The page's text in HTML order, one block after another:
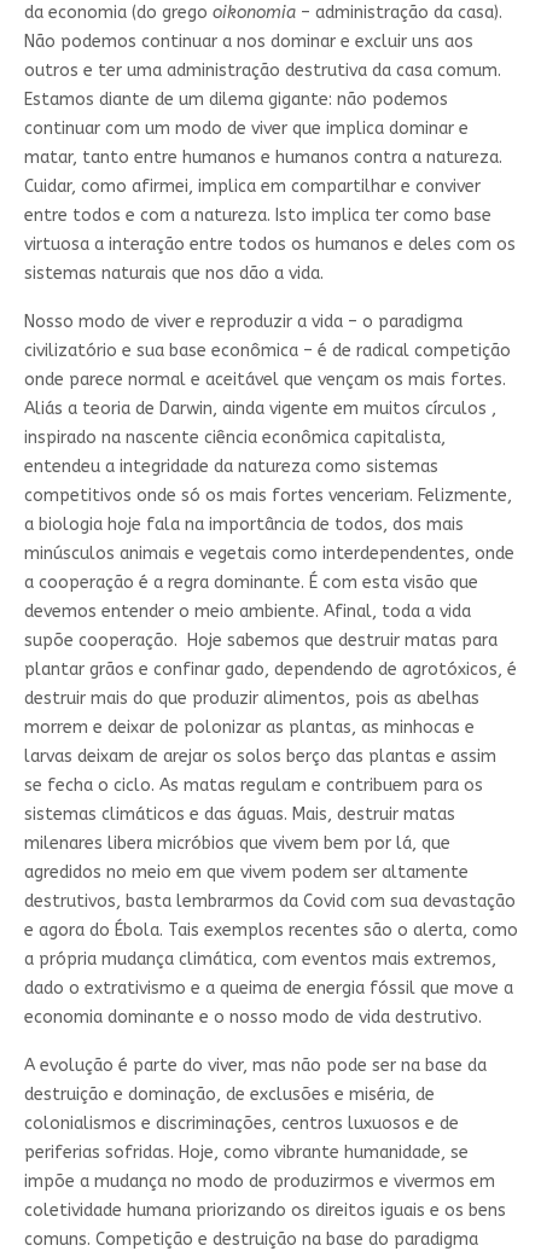
da economia (do grego oikonomia– administração da casa).
Não podemos continuar a nos dominar e excluir uns aos
outros e ter uma administração destrutiva da casa comum.
Estamos diante de um dilema gigante: não podemos
continuar com um modo de viver que implica dominar e
matar, tanto entre humanos e humanos contra a natureza.
Cuidar, como afirmei, implica em compartilhar e conviver
entre todos e com a natureza. Isto implica ter como base
virtuosa a interação entre todos os humanos e deles com os
sistemas naturais que nos dão a vida.
Nosso modo de viver e reproduzir a vida – o paradigma
civilizatório e sua base econômica – é de radical competição
onde parece normal e aceitável que vençam os mais fortes.
Aliás a teoria de Darwin, ainda vigente em muitos círculos ,
inspirado na nascente ciência econômica capitalista,
entendeu a integridade da natureza como sistemas
competitivos onde só os mais fortes venceriam. Felizmente,
a biologia hoje fala na importância de todos, dos mais
minúsculos animais e vegetais como interdependentes, onde
a cooperação é a regra dominante. É com esta visão que
devemos entender o meio ambiente. Afinal, toda a vida
supõe cooperação. Hoje sabemos que destruir matas para
plantar grãos e confinar gado, dependendo de agrotóxicos, é
destruir mais do que produzir alimentos, pois as abelhas
morrem e deixar de polonizar as plantas, as minhocas e
larvas deixam de arejar os solos berço das plantas e assim
se fecha o ciclo. As matas regulam e contribuem para os
sistemas climáticos e das águas. Mais, destruir matas
milenares libera micróbios que vivem bem por lá, que
agredidos no meio em que vivem podem ser altamente
destrutivos, basta lembrarmos da Covid com sua devastação
e agora do Ébola. Tais exemplos recentes são o alerta, como
a própria mudança climática, com eventos mais extremos,
dado o extrativismo e a queima de energia fóssil que move a
economia dominante e o nosso modo de vida destrutivo.
A evolução é parte do viver, mas não pode ser na base da
destruição e dominação, de exclusões e miséria, de
colonialismos e discriminações, centros luxuosos e de
periferias sofridas. Hoje, como vibrante humanidade, se
impõe a mudança no modo de produzirmos e vivermos em
coletividade humana priorizando os direitos iguais e os bens
comuns. Competição e destruição na base do paradigma